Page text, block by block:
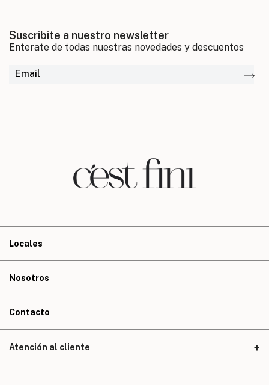
Suscribite a nuestro newsletter
Locales
Nosotros
Contacto
Atención al cliente